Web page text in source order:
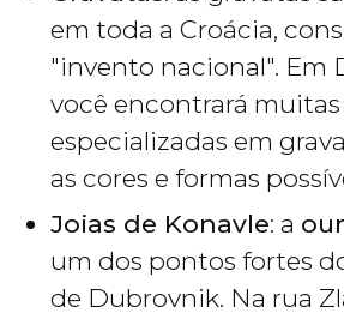
em toda a Croácia,
"invento nacional". Em
você encontrará muitas
especializadas em
as cores e formas
Joias de Konavle: a
um dos pontos fortes
de Dubrovnik. Na rua